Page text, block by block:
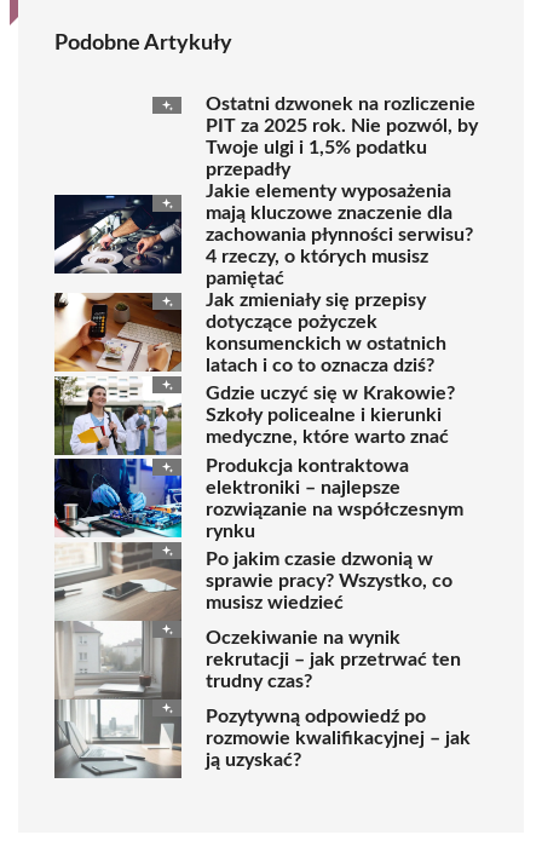
Podobne Artykuły
Ostatni dzwonek na rozliczenie
PIT za 2025 rok. Nie pozwól, by
Twoje ulgi i 1,5% podatku
przepadły
Jakie elementy wyposażenia
mają kluczowe znaczenie dla
zachowania płynności serwisu?
4 rzeczy, o których musisz
pamiętać
Jak zmieniały się przepisy
dotyczące pożyczek
konsumenckich w ostatnich
latach i co to oznacza dziś?
Gdzie uczyć się w Krakowie?
Szkoły policealne i kierunki
medyczne, które warto znać
Produkcja kontraktowa
elektroniki – najlepsze
rozwiązanie na współczesnym
rynku
Po jakim czasie dzwonią w
sprawie pracy? Wszystko, co
musisz wiedzieć
Oczekiwanie na wynik
rekrutacji – jak przetrwać ten
trudny czas?
Pozytywną odpowiedź po
rozmowie kwalifikacyjnej – jak
ją uzyskać?